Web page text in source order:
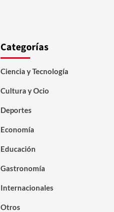
Categorías
Ciencia y Tecnología
Cultura y Ocio
Deportes
Economía
Educación
Gastronomía
Internacionales
Otros